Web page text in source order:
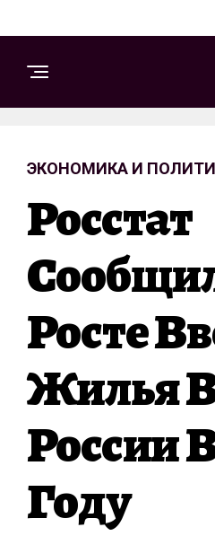
ЭКОНОМИКА И
Росстат
Росте
Жилья
России
Году